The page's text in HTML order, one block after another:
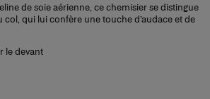
de soie aérienne, ce chemisier se distingue
qui lui confère une touche d’audace et de
le devant